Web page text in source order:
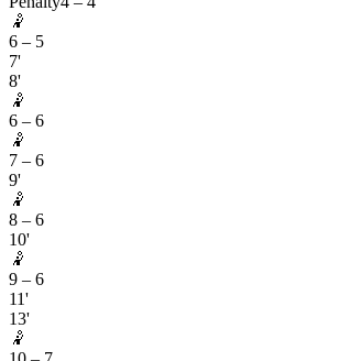
🤾
6 – 5
7'
8'
🤾
6 – 6
🤾
7 – 6
9'
🤾
8 – 6
10'
🤾
9 – 6
11'
13'
🤾